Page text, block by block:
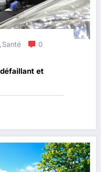
, Santé
0
et